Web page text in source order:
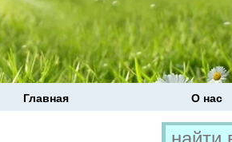
Главная О нас